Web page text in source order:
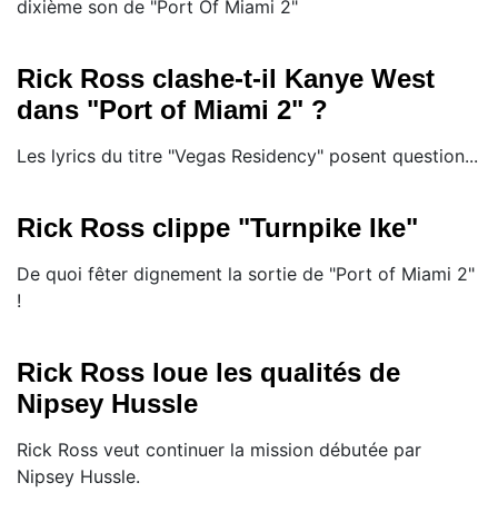
dixième son de "Port Of Miami 2"
Rick Ross clashe-t-il Kanye West
dans "Port of Miami 2" ?
Les lyrics du titre "Vegas Residency" posent question...
Rick Ross clippe "Turnpike Ike"
De quoi fêter dignement la sortie de "Port of Miami 2"
!
Rick Ross loue les qualités de
Nipsey Hussle
Rick Ross veut continuer la mission débutée par
Nipsey Hussle.